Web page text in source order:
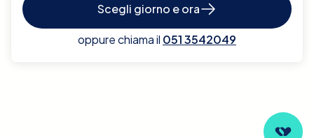
Scegli giorno e ora
oppure chiama il 051 3542049